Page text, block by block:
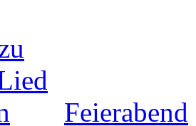
Feierabend